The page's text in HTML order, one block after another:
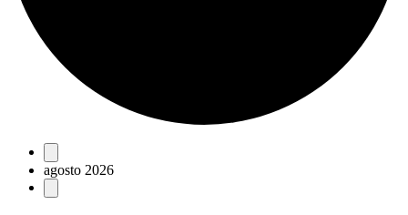
Eventos
agosto 2026